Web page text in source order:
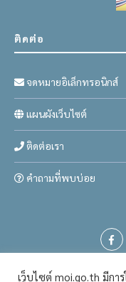
ติดต่อ
จดหมายอิเล็กทรอนิกส์
แผนผังเว็บไซต์
ติดต่อเรา
คำถามที่พบบ่อย
เว็บไซต์ moi.go.th มีกา